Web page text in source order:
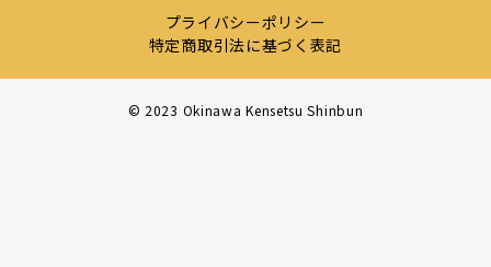
プライバシーポリシー
特定商取引法に基づく表記
©︎ 2023 Okinawa Kensetsu Shinbun